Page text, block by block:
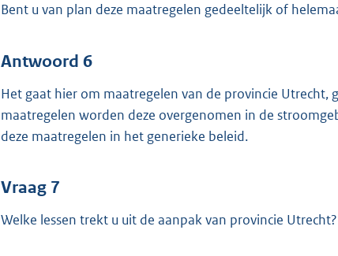
Bent u van plan deze maatregelen gedeeltelijk of
Antwoord 6
Het gaat hier om maatregelen van de provincie Utrecht,
maatregelen worden deze overgenomen in de
deze maatregelen in het generieke beleid.
Vraag 7
Welke lessen trekt u uit de aanpak van provincie Utrecht?